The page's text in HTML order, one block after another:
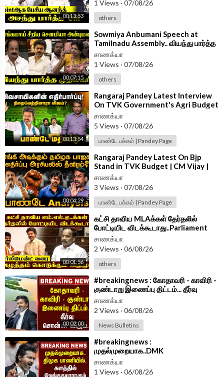
Follow Chanakyaa on Instagram -
chanakyaa_tv/?hl=en
Follow Chanakyaa on arattai -https://aratt.ai/@chanakyaa_tv
Android App -https://play.google.com/store/....apps/details?id=
com.
00:13:53
1 Views · 07/08/26
others
00:07:15
⁣Sowmiya Anbumani Speech at
Tamilnadu Assembly.. வியந்து பார்த்த
CM Vijay | PMK | TVK
சாணக்யா
1 Views · 07/08/26
others
00:13:54
⁣Rangaraj Pandey Latest Interview
On TVK Government's Agri Budget
| CM Vijay | EPS | Udhayanidhi |DMK
சாணக்யா
5 Views · 07/08/26
பாண்டே பக்கம் | Pandey Page
00:04:29
⁣Rangaraj Pandey Latest On Bjp
Stand in TVK Budget | CM Vijay |
Nainar Nagenthran | Vinoth |
Wilson
சாணக்யா
3 Views · 07/08/26
பாண்டே பக்கம் | Pandey Page
00:01:56
⁣கட்சி தாவிய MLAக்கள் தேர்தலில்
போட்டியிட விடக்கூடாது..Parliament
வரை..அழுத்தம் கொடுக்கும் ADMK
சாணக்யா
2 Views · 06/08/26
others
00:02:00
⁣#breakingnews : கோதாவரி - காவிரி -
குண்டாறு இணைப்பு திட்டம்... தீர்வு
சொன்ன Vijay...| TVK Government
சாணக்யா
2 Views · 06/08/26
News Bulletins
⁣#breakingnews :
முதல்முறையாக..DMK
பாணியில்..களத்தில் இறங்க தயாராகும்
CM Vijay? | TVK Govt
சாணக்யா
1 Views · 06/08/26